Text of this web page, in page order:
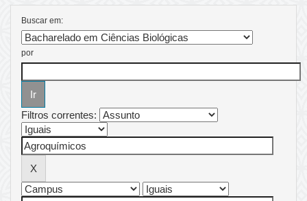
Buscar em:
por
Filtros correntes: